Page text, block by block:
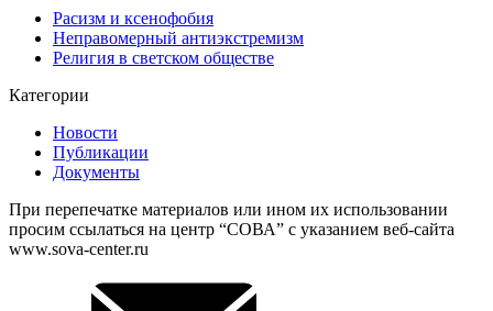
Расизм и ксенофобия
Неправомерный антиэкстремизм
Религия в светском обществе
Категории
Новости
Публикации
Документы
При перепечатке материалов или ином их использовании
просим ссылаться на центр “СОВА” с указанием веб-сайта
www.sova-center.ru